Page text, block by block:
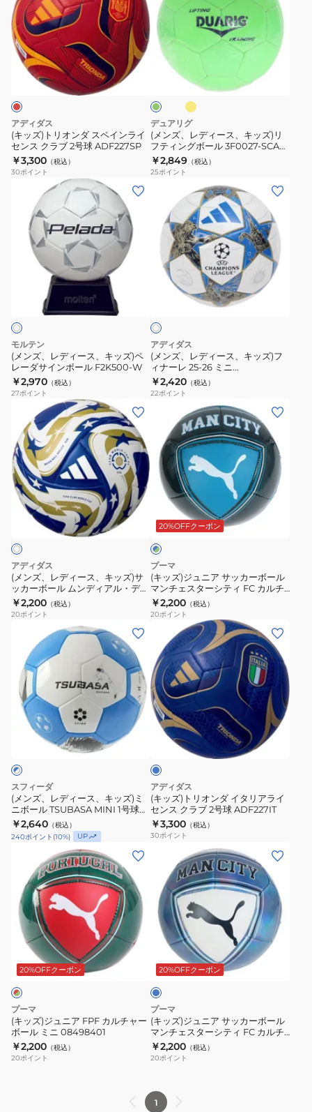
ー
ロ
ポ
ジ
ン
669GM20CM5627
ル
FIFA2025
コ
ト
24
ミ
ニ
JFA
ト
リ
オ
ン
ス
ペ
イ
ン
ラ
球
ADF227SP
アディダス
(キッズ)トリオンダ スペインライ
センス クラブ 2号球 ADF227SP
￥3,300 （税込）
30ポイント
レ
デ
ィ
キ
ッ
ズ)
リ
フ
3F0027-
750ZK
フ
ラ
ッ
シ
グ
リ
ー
ン
フ
ラ
ッ
シ
エ
ロ
ー
デュアリグ
(メンズ、レディース、キッズ)リ
フティングボール 3F0027-SCAC-
750ZK
￥2,849 （税込）
25ポイント
ズ、
キ
ッ
ズ)
ペ
レ
サ
イ
ン
ボ
ー
W
モルテン
(メンズ、レディース、キッズ)ペ
レーダサインボール F2K500-W
￥2,970 （税込）
27ポイント
ズ、
キ
ッ
ズ)
フ
ィ
25-
26
ADFM140WB
ホ
ワ
イ
ト
アディダス
(メンズ、レディース、キッズ)フ
ィナーレ 25-26 ミニ
ADFM140WB
￥2,420 （税込）
22ポイント
ズ、
レ
デ
ィ
キ
ッ
ズ)
サ
ッ
ー
ル
ア
ル・
デ・
ク
ル
FIFA
25
球
ミ
ニ
ADFM110F
アディダス
(メンズ、レディース、キッズ)サ
ッカーボール ムンディアル・デ・
クルーベスFIFA 25 決勝球 ミニ
ADFM110F
￥2,200 （税込）
20ポイント
ジ
ュ
サ
ッ
カ
ー
ボ
ー
ン
チ
ェ
ス
タ
テ
ィ
FC
カ
ル
ー
ミ
ニ
ル
08497713
20%OFFクーポン
ブ
ル
ー
×
リ
ー
ン
プーマ
(キッズ)ジュニア サッカーボール
マンチェスターシティ FC カルチ
ャー ミニ ボール 08497713
￥2,200 （税込）
20ポイント
ズ、
レ
デ
キ
ッ
ズ)
ミ
ニ
TSUBASA
MINI
球
SB-
25TS07
BLU
スフィーダ
(メンズ、レディース、キッズ)ミ
ニボール TSUBASA MINI 1号球
SB-25TS07 BLU
￥2,640 （税込）
240ポイント (10%) UP
ズ)
ト
リ
オ
ン
イ
タ
リ
ア
ラ
ス
ク
ラ
号
球
ADF227IT
ブ
ル
ー
アディダス
(キッズ)トリオンダ イタリアライ
センス クラブ 2号球 ADF227IT
￥3,300 （税込）
30ポイント
ジ
ュ
FPF
カ
ル
チ
ャ
ー
20%OFFクーポン
プーマ
(キッズ)ジュニア FPF カルチャー
ボール ミニ 08498401
￥2,200 （税込）
20ポイント
ズ)
ジ
ュ
サ
ッ
カ
ー
ボ
ー
ン
20%OFFクーポン
ラ
イ
ト
プーマ
(キッズ)ジュニア サッカーボール
マンチェスターシティ FC カルチ
ャー ミニ ボール 08497711
￥2,200 （税込）
20ポイント
1